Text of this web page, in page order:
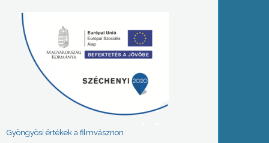
Gyöngyösi értékek a filmvásznon